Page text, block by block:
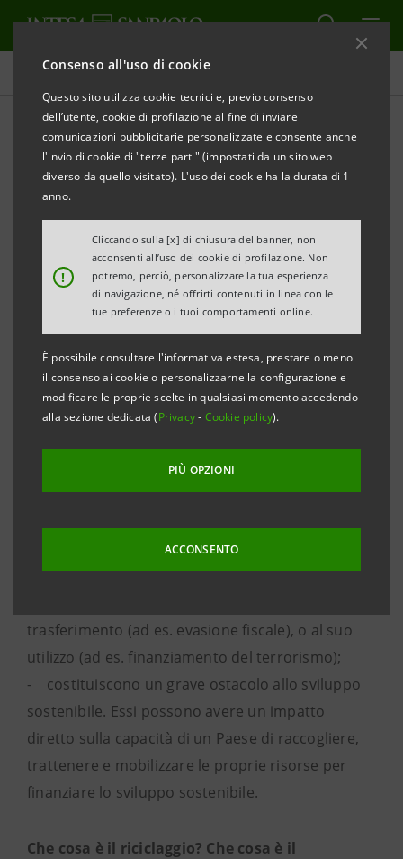
Consenso all'uso di cookie
Questo sito utilizza cookie tecnici e, previo consenso
dell’utente, cookie di profilazione al fine di inviare
comunicazioni pubblicitarie personalizzate e consente anche
l'invio di cookie di "terze parti" (impostati da un sito web
diverso da quello visitato). L'uso dei cookie ha la durata di 1
anno.
!
Cliccando sulla [x] di chiusura del banner, non
acconsenti all’uso dei cookie di profilazione. Non
potremo, perciò, personalizzare la tua esperienza
di navigazione, né offrirti contenuti in linea con le
tue preferenze o i tuoi comportamenti online.
È possibile consultare l'informativa estesa, prestare o meno
il consenso ai cookie o personalizzarne la configurazione e
modificare le proprie scelte in qualsiasi momento accedendo
alla sezione dedicata (Privacy- Cookie policy).
PIÙ OPZIONI
ACCONSENTO
AML - CFT
ANTIRICICLAGGIO E
CONTRASTO DEL
FINANZIAMENTO DEL
TERRORISMO
Il Gruppo Intesa Sanpaolo è impegnato nella lotta
al riciclaggio e al finanziamento del terrorismo,
che costituisce una priorità per la comunità
internazionale, nonché nel supporto alla crescita
Sostenibile” delle Nazioni Unite. Tali Obiettivi
invitano i Paesi entro il 2030 a ridurre
- si riferiscono al trasferimento transfrontaliero
di denaro che è illegale con riguardo alle sue fonti
trasferimento (ad es. evasione fiscale), o al suo
utilizzo (ad es. finanziamento del terrorismo);
- costituiscono un grave ostacolo allo sviluppo
sostenibile. Essi possono avere un impatto
diretto sulla capacità di un Paese di raccogliere,
trattenere e mobilizzare le proprie risorse per
finanziare lo sviluppo sostenibile.
Che cosa è il riciclaggio? Che cosa è il